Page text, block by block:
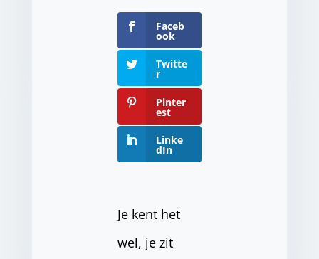
Faceb
ook
Twitte
r
Pinter
est
Linke
dIn
Je kent het
wel, je zit